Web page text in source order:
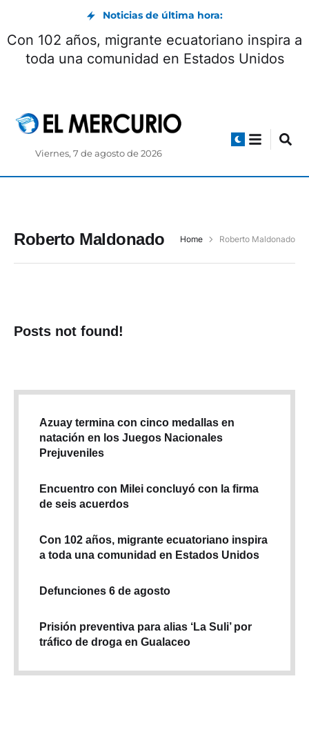
Noticias de última hora:
Con 102 años, migrante ecuatoriano inspira a
toda una comunidad en Estados Unidos
Viernes, 7 de agosto de 2026
Roberto Maldonado Home Roberto Maldonado
Posts not found!
Azuay termina con cinco medallas en
natación en los Juegos Nacionales
Prejuveniles
Encuentro con Milei concluyó con la firma
de seis acuerdos
Con 102 años, migrante ecuatoriano inspira
a toda una comunidad en Estados Unidos
Defunciones 6 de agosto
Prisión preventiva para alias ‘La Suli’ por
tráfico de droga en Gualaceo